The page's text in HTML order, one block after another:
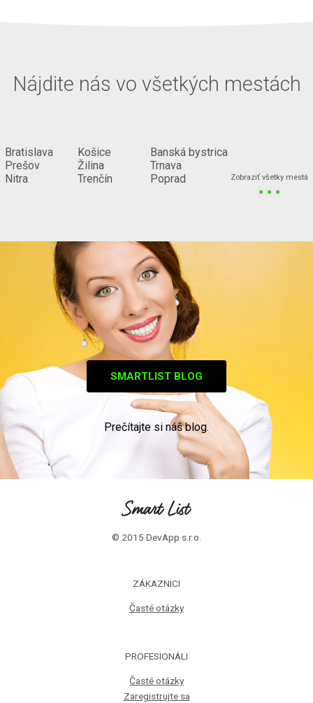
Nájdite nás vo všetkých mestách
Bratislava
Prešov
Nitra
Košice
Žilina
Trenčín
Banská bystrica
Trnava
Poprad
Zobraziť všetky mestá
...
SMARTLIST BLOG
Prečítajte si náš blog.
© 2015 DevApp s.r.o.
ZÁKAZNICI
Časté otázky
PROFESIONÁLI
Časté otázky
Zaregistrujte sa